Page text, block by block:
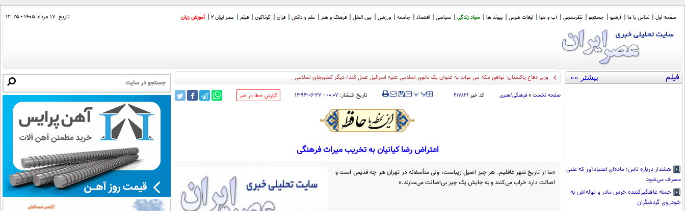
صفحه اول تماس با ما آرشیو جستجو نظرسنجی آب و هوا اوقات شرعی پیوند ها سواد زندگی سیاسی اقتصاد جامعه ورزشی بین الملل فرهنگ و هنر علم و دانش قرآن گوناگون فیلم عصر ایران 2 آموزش زبان تاریخ: ۱۷ مرداد ۱۴۰۵ - ۱۳:۲۵
فیلم بیشتر »»
هشدار درباره ناس؛ ماده‌ای اعتیادآور که علنی
مصرف می‌شود
حمله غافلگیرکننده خرس مادر و توله‌اش به
خودروی گردشگران
وزیر دفاع پاکستان: توافق مکه می تواند به عنوان یک ناتوی اسلامی علیه اسرائیل عمل کند/ دیگر کشورهای اسلامی هم می توانند
صفحه نخست » فرهنگی/هنری کد خبر ۴۱۷۸۲۶ ‍‍‍ پپ تاریخ انتشار: ۰۰:۰۷ - ۲۷-۰۶-۱۳۹۴ ‌گزارش خطا در خبر
اعتراض رضا کیانیان به تخریب میراث فرهنگی
«ما از تاریخ شهر غافلیم. هر چیز اصیل زیباست، ولی متأسفانه در تهران هر چه قدیمی است و
اصالت دارد خراب می‌کنند و به جایش یک چیز بی‌اصالت می‌سازند.»